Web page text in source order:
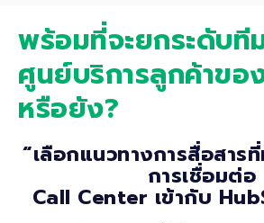
พร้อมที่จะยกระดับที
ศูนย์บริการลูกค้าข
หรือยัง?
“เลือกแนวทางการสื่อสา
การเชื่อมต่อ
Call Center เข้ากับ